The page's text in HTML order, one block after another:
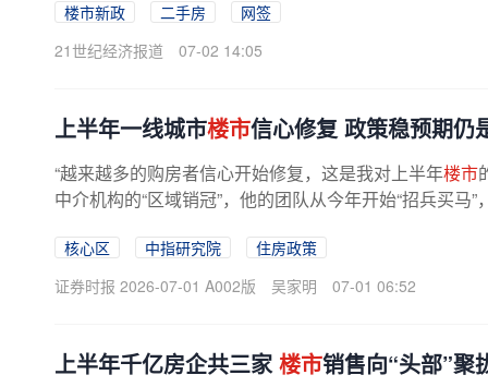
楼市新政 二手房
网签
21世纪经济报道
07-02 14:05
上半年一线城市楼市信心修复 政策稳预期仍
“越来越多的购房者信心开始修复，这是我对上半年楼市
中介机构的“区域销冠”，他的团队从今年开始“招兵买马
核心区 中指研究院
住房政策
证券时报 2026-07-01 A002版
吴家明 07-01 06:52
上半年千亿房企共三家楼市销售向“头部”聚